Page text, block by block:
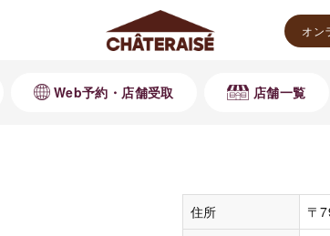
オン
Web予約・店舗受取 店舗一覧
住所
〒